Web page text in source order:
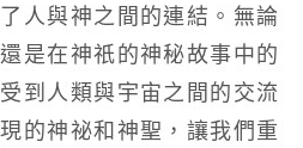
人與神之間的連結。無論
是在神祇的神秘故事中的
到人類與宇宙之間的交流
的神祕和神聖，讓我們重